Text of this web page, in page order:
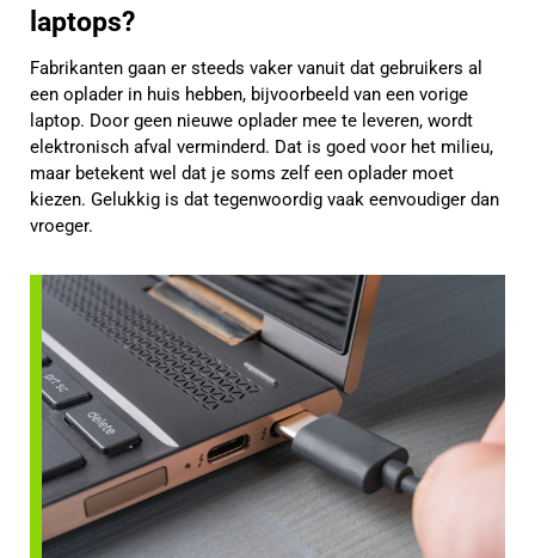
laptops?
Fabrikanten gaan er steeds vaker vanuit dat gebruikers al
een oplader in huis hebben, bijvoorbeeld van een vorige
laptop. Door geen nieuwe oplader mee te leveren, wordt
elektronisch afval verminderd. Dat is goed voor het milieu,
maar betekent wel dat je soms zelf een oplader moet
kiezen. Gelukkig is dat tegenwoordig vaak eenvoudiger dan
vroeger.